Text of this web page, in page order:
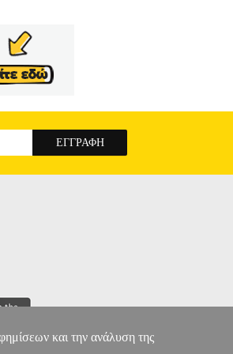
και την ανάλυση της